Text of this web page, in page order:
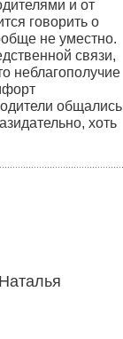
и от
говорить о
не уместно.
связи,
неблагополучие
общались
хоть